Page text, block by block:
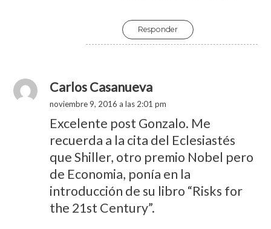
Responder
Carlos Casanueva
noviembre 9, 2016 a las 2:01 pm
Excelente post Gonzalo. Me
recuerda a la cita del Eclesiastés
que Shiller, otro premio Nobel pero
de Economia, ponía en la
introducción de su libro “Risks for
the 21st Century”.